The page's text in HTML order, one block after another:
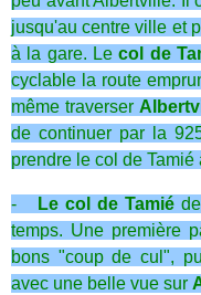
jusqu'au centre ville et
à la gare. Lecol de
cyclable la route
même traverser
de continuer par la
prendre le col de Tamié
- Le col de Tamié
temps. Une première
bons "coup de cul",
avec une belle vue sur